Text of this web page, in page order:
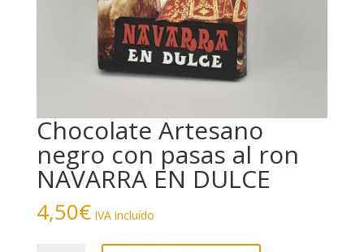
Chocolate Artesano
negro con pasas al ron
NAVARRA EN DULCE
4,50€ IVA incluído